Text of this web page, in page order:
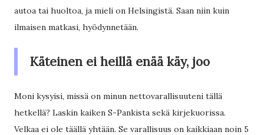
autoa tai huoltoa, ja mieli on Helsingistä. Saan niin kuin
ilmaisen matkasi, hyödynnetään.
Käteinen ei heillä enää käy, joo
Moni kysyisi, missä on minun nettovarallisuuteni tällä
hetkellä? Laskin kaiken S-Pankista sekä kirjekuorissa.
Velkaa ei ole täällä yhtään. Se varallisuus on kaikkiaan noin 5